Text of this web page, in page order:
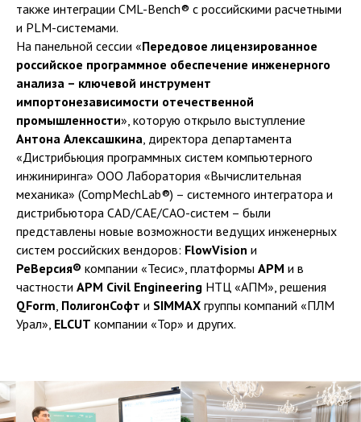
также интеграции CML-Bench® с российскими расчетными
и PLM-системами.
На панельной сессии «Передовое лицензированное
российское программное обеспечение инженерного
анализа – ключевой инструмент
импортонезависимости отечественной
промышленности», которую открыло выступление
Антона Алексашкина, директора департамента
«Дистрибьюция программных систем компьютерного
инжиниринга» ООО Лаборатория «Вычислительная
механика» (CompMechLab®) – системного интегратора и
дистрибьютора CAD/CAE/CAO-систем – были
представлены новые возможности ведущих инженерных
систем российских вендоров: FlowVision и
РеВерсия® компании «Тесис», платформы APM и в
частности APM Civil Engineering НТЦ «АПМ», решения
QForm, ПолигонСофт и SIMMAX группы компаний «ПЛМ
Урал», ELCUT компании «Тор» и других.